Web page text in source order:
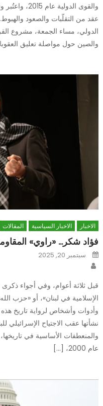
والقوى
عقد من التقلّبات والصعود
الدولي، مساء الجمعة، مشروع
والصين حول مواصلة تعليق
الاخبار الاخبار السياسية المقالات
فؤاد شكر… «راوي»
Posted
onسبتمبر 20, 2025
الإسلامية في لبنان»، أو «حزب
وأدوات وأشخاص لرواية تاريخ
والمنعطفات الأساسية في
عام 2000، […]